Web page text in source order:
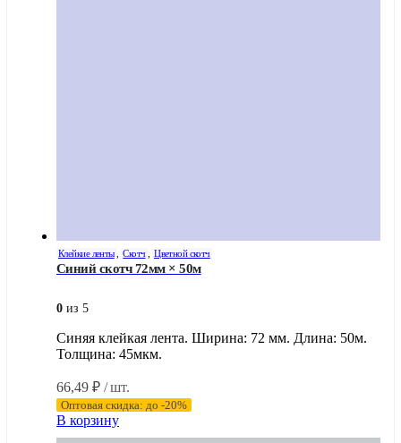
Клейкие ленты, Скотч , Цветной скотч
Синий скотч 72мм × 50м
0 из 5
Синяя клейкая лента. Ширина: 72 мм. Длина: 50м.
Толщина: 45мкм.
66,49 ₽ / шт.
Оптовая скидка: до -20%
В корзину